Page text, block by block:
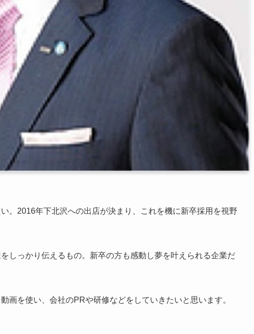
。2016年下北沢への出店が決まり、これを機に新卒採用を視野
しっかり伝えるもの。新卒の方も感動し夢を叶えられる企業だ
画を使い、会社のPRや研修などをしていきたいと思います。